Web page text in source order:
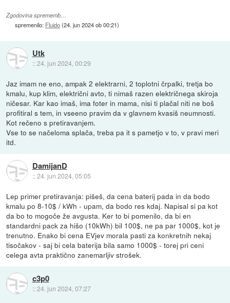
Zgodovina sprememb…
spremenilo: Fluido(24. jun 2024 ob 00:21)
Utk
::24. jun 2024, 00:29
Jaz imam ne eno, ampak 2 elektrarni, 2 toplotni črpalki, tretja bo
kmalu, kup klim, električni avto, ti nimaš razen električnega skiroja
ničesar. Kar kao imaš, ima foter in mama, nisi ti plačal niti ne boš
profitiral s tem, in vseeno pravim da v glavnem kvasiš neumnosti.
Kot rečeno s pretiravanjem.
Vse to se načeloma splača, treba pa it s pametjo v to, v pravi meri
itd.
DamijanD
::24. jun 2024, 05:05
Lep primer pretiravanja: pišeš, da cena baterij pada in da bodo
kmalu po 8-10$ / kWh - upam, da bodo res kdaj. Napisal si pa kot
da bo to mogoče že avgusta. Ker to bi pomenilo, da bi en
standardni pack za hišo (10kWh) bil 100$, ne pa par 1000$, kot je
trenutno. Enako bi cena EVjev morala pasti za konkretnih nekaj
tisočakov - saj bi cela baterija bila samo 1000$ - torej pri ceni
celega avta praktično zanemarljiv strošek.
c3p0
::24. jun 2024, 07:27